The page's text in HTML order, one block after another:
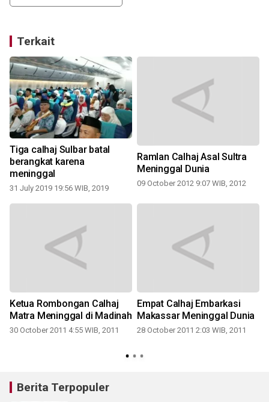
Terkait
Tiga calhaj Sulbar batal
berangkat karena
meninggal
31 July 2019 19:56 WIB, 2019
Ramlan Calhaj Asal Sultra
Meninggal Dunia
09 October 2012 9:07 WIB, 2012
Ketua Rombongan Calhaj
Matra Meninggal di Madinah
30 October 2011 4:55 WIB, 2011
Empat Calhaj Embarkasi
Makassar Meninggal Dunia
28 October 2011 2:03 WIB, 2011
Berita Terpopuler